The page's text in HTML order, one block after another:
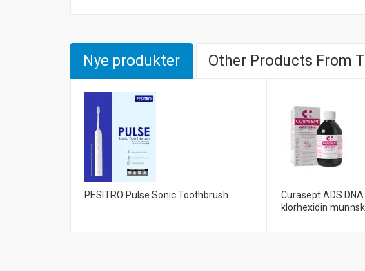
Nye produkter Other Products From
PESITRO Pulse Sonic Toothbrush
Curasept ADS
klorhexidin